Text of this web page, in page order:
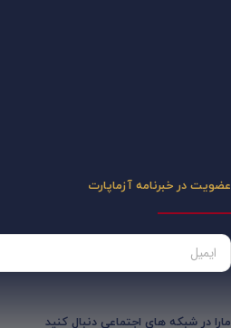
عضویت در خبرنامه آزماپارت
مارا در شبکه های اجتماعی دنبال کنید